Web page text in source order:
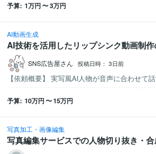
予算 1万円〜3万円
AI動画生成
AI技術を活用したリップシンク動画制
SNS広告屋さん 投稿日時： 3日前
予算 10万円〜15万円
写真加工・画像編集
写真編集サービスでの人物切り抜き・